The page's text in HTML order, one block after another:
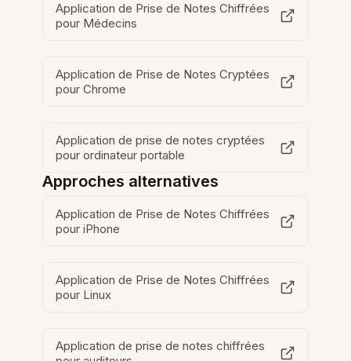
Application de Prise de Notes Chiffrées
pour Médecins
Application de Prise de Notes Cryptées
pour Chrome
Application de prise de notes cryptées
pour ordinateur portable
Approches alternatives
Application de Prise de Notes Chiffrées
pour iPhone
Application de Prise de Notes Chiffrées
pour Linux
Application de prise de notes chiffrées